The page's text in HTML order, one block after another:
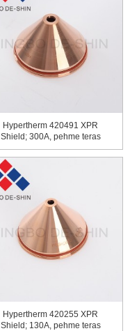
Hypertherm 420491 XPR
Shield; 300A, pehme teras
Hypertherm 420255 XPR
Shield; 130A, pehme teras